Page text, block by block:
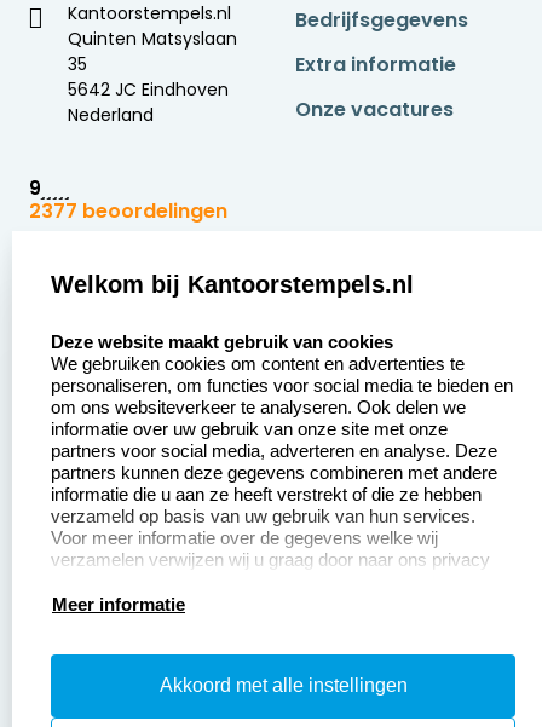
Kantoorstempels.nl
Quinten Matsyslaan
35
5642 JC Eindhoven
Nederland
9
2377 beoordelingen
Bedrijfsgegevens
Extra informatie
Onze vacatures
Zakelijk:
Aanvraag op maat
Betaling &
Verzending
Wederverkoper
worden
Sale
Klantenservice:
Contact opnemen
Veel gestelde vragen
Retourneren
Herroepingsrecht
Productinformatie:
Instructiepagina
Welkom bij Kantoorstempels.nl
Deze website maakt gebruik van cookies
We gebruiken cookies om content en advertenties te
personaliseren, om functies voor social media te bieden en
om ons websiteverkeer te analyseren. Ook delen we
informatie over uw gebruik van onze site met onze
partners voor social media, adverteren en analyse. Deze
partners kunnen deze gegevens combineren met andere
informatie die u aan ze heeft verstrekt of die ze hebben
verzameld op basis van uw gebruik van hun services.
Voor meer informatie over de gegevens welke wij
verzamelen verwijzen wij u graag door naar ons privacy
Meer informatie
Akkoord met alle instellingen